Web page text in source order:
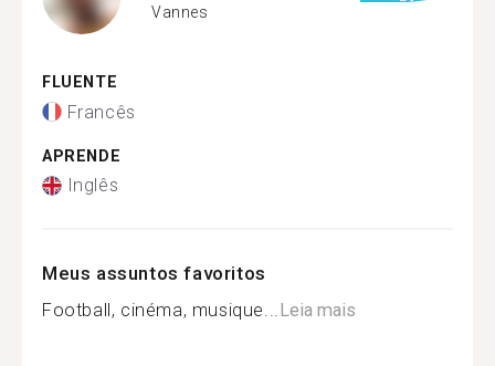
Vannes
FLUENTE
Francês
APRENDE
Inglês
Meus assuntos favoritos
Football, cinéma, musique...Leia mais